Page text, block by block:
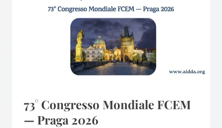
73° Congresso Mondiale FCEM
— Praga 2026